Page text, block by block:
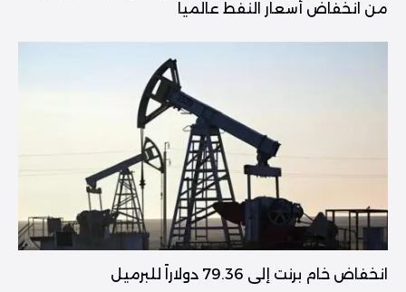
من انخفاض أسعار النفط عالميا
انخفاض خام برنت إلى 79.36 دولاراً للبرميل